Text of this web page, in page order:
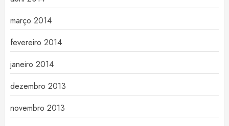
março 2014
fevereiro 2014
janeiro 2014
dezembro 2013
novembro 2013